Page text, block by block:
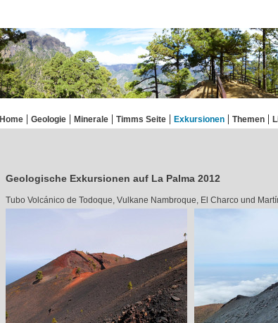
Home Geologie Minerale Timms Seite Exkursionen Themen
Geologische Exkursionen auf La Palma 2012
Tubo Volcánico de Todoque, Vulkane Nambroque, El Charco und